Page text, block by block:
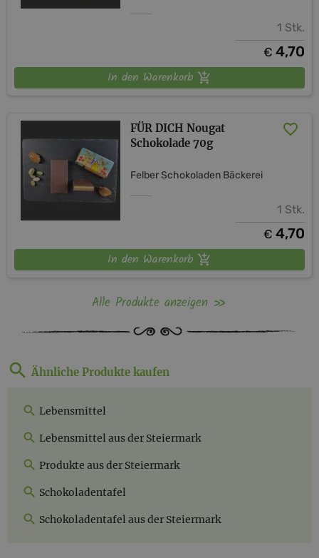
1 Stk.
€ 4,70
In den Warenkorb
FÜR DICH Nougat
Schokolade 70g
Felber Schokoladen Bäckerei
1 Stk.
€ 4,70
In den Warenkorb
Alle Produkte anzeigen
Ähnliche Produkte kaufen
Lebensmittel
Lebensmittel aus der Steiermark
Produkte aus der Steiermark
Schokoladentafel
Schokoladentafel aus der Steiermark